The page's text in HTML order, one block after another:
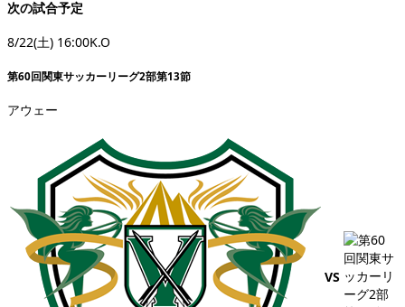
次の試合予定
8/22(土) 16:00K.O
第60回関東サッカーリーグ2部第13節
アウェー
VS